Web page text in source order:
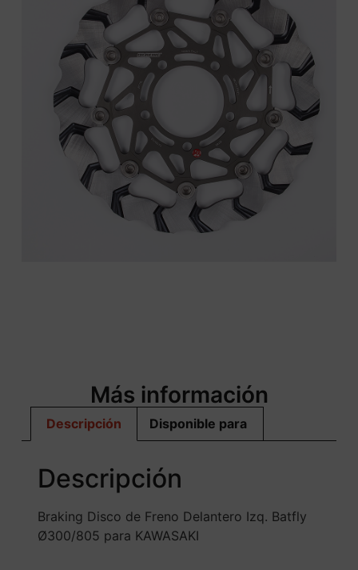
Más información
Descripción Disponible para
Descripción
Braking Disco de Freno Delantero Izq. Batfly
Ø300/805 para KAWASAKI